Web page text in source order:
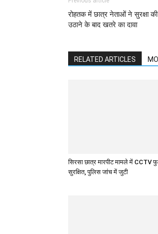
रोहतक में छात्र नेताओं ने सुरक्षा की
उठाने के बाद खतरे का दावा
RELATED ARTICLES
सिरसा छात्र मारपीट मामले में CCTV
सुरक्षित, पुलिस जांच में जुटी